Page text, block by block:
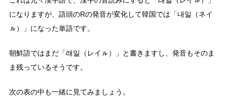
になりますが、語頭のRの発音が変化して韓国では「내일（ネイ
ㇽ）」になった単語です。
朝鮮語ではまだ「래일（レイㇽ）」と書きますし、発音もそのま
ま残っているそうです。
次の表の中も一緒に見てみましょう。